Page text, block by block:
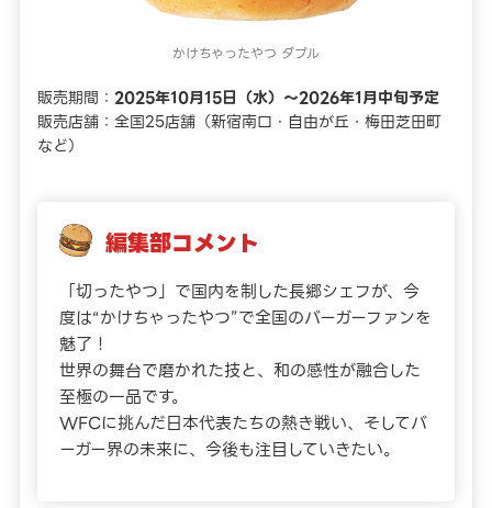
かけちゃったやつ ダブル
販売期間：2025年10月15日（水）～2026年1月中旬予定
販売店舗：全国25店舗（新宿南口・自由が丘・梅田芝田町
など）
編集部コメント
「切ったやつ」で国内を制した長郷シェフが、今
度は“かけちゃったやつ”で全国のバーガーファンを
魅了！
世界の舞台で磨かれた技と、和の感性が融合した
至極の一品です。
WFCに挑んだ日本代表たちの熱き戦い、そしてバ
ーガー界の未来に、今後も注目していきたい。